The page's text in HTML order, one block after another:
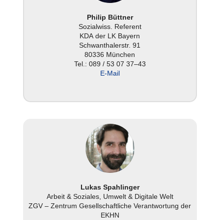
Philip Büttner
Sozi­al­wiss. Referent
KDA der LK Bayern
Schwan­tha­ler­str. 91
80336 München
Tel.: 089 / 53 07 37–43
E‑Mail
Lukas Spah­lin­ger
Arbeit & Soziales, Umwelt & Digitale Welt
ZGV – Zentrum Gesell­schaft­li­che Ver­ant­wor­tung der
EKHN